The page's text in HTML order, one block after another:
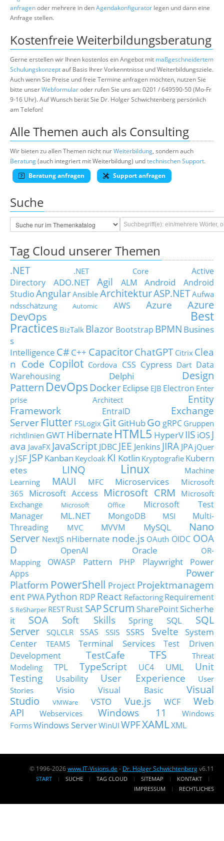
anfragenoder mehrere in denAgendakonfigurator legen und dann eine
Anfrage stellen.
Kostenfreie Weiterbildungsberatung
Gerne erstellen wir Ihnen kostenlos ein Angebot mit maßgeschneidertem
Schulungskonzeptauf Basis Ihrer Vorkenntnisse und Weiterbildungsziele.
Auch wenn Sie Preise und freie Termine anfragen möchten, nutzen Sie
bitte unserWebformularoder rufen Sie uns an: 0201 / 649590-50 (Mo-Fr
9-16 Uhr). Auf Wunsch berät Sie Dr. Holger Schwichtenberg persönlich
am Telefon!
Alle Themen auch als Consulting
Wir bieten zu allen Themen nicht nurWeiterbildung, sondern auch
Beratung(auch integriert mit Weiterbildung) undtechnischen Support.
Beratung anfragen
Support anfragen
Suche
Tag Cloud unserer Themen
.NET .NET Core
Active
Directory
ADO.NET Agil ALM Android
Android
StudioAngularAnsible ArchitekturASP.NETAufwa
ndsschätzung
Automic AWS Azure
Azure
DevOps
Best
Practices BizTalk Blazor Bootstrap BPMN Busines
s
Intelligence C#C++ CapacitorChatGPT Citrix Clea
n Code Copilot Cordova CSS Cypress Dart Data
Warehousing
Delphi
Design
Pattern DevOps DockerEclipse EJB Electron Enter
prise Architect
Entity
Framework
EntraID
Exchange
Server Flutter FSLogix Git GitHubGo gRPC Gruppen
richtlinien GWT HibernateHTML5 HyperVIIS iOSJ
ava JavaFX JavaScript JDBC JEE Jenkins JIRA JPA jQuer
y JSF JSP Kanban Keycloak KI Kotlin Kryptografie Kubern
etes
LINQ Linux
Machine
Learning
MAUI MFC Microservices
Microsoft
365
Microsoft Access Microsoft CRM
Microsoft
Exchange
Microsoft Office
Microsoft Test
Manager
ML.NET MongoDB MSI
Multi-
Threading
MVC MVVM MySQL
Nano
Server NextJS nHibernate node.js OAuth OIDC OOA
D
OpenAI Oracle
OR-
Mapping
OWASP Pattern PHP Playwright
Power
Apps
Power
Platform PowerShell Project Projektmanagem
ent PWA Python RDP React Refactoring Requirement
s ReSharper RESTRust SAPScrum SharePointSicherhe
it
SOA Soft Skills Spring SQL
SQL
Server
SQLCLR SSAS SSIS SSRS Svelte
System
Center
TEAMS Terminal Services
Test Driven
Development
TestCafe TFS
Threat
Modeling
TPL TypeScript UC4 UML
Unit
Testing
Usability User Experience
User
Stories
Visio Visual Basic
Visual
Studio
VMWare VSTO Vue.js WCF
Web
API
Webservices Windows 11
Windows
FormsWindows ServerWinUI WPFXAMLXML
© 1996-2026www.IT-Visions.de - Dr. Holger Schwichtenbergv6.11
START SUCHE TAG CLOUD SITEMAP
KONTAKT
IMPRESSUM
RECHTLICHES